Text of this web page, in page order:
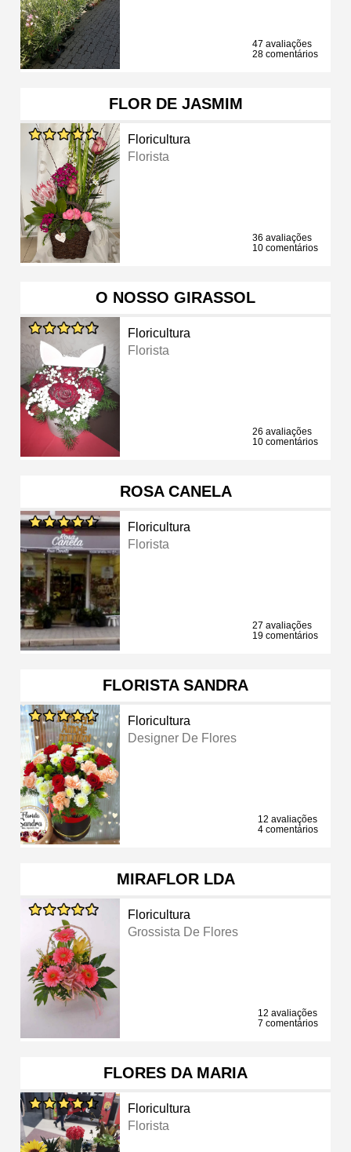
47 avaliações
28 comentários
FLOR DE JASMIM
Floricultura
Florista
36 avaliações
10 comentários
O NOSSO GIRASSOL
Floricultura
Florista
26 avaliações
10 comentários
ROSA CANELA
Floricultura
Florista
27 avaliações
19 comentários
FLORISTA SANDRA
Floricultura
Designer De Flores
12 avaliações
4 comentários
MIRAFLOR LDA
Floricultura
Grossista De Flores
12 avaliações
7 comentários
FLORES DA MARIA
Floricultura
Florista